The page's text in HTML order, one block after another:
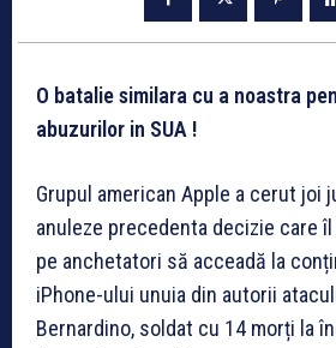
O batalie similara cu a noastra
abuzurilor in SUA !
Grupul american Apple a cerut joi
anuleze precedenta decizie care
pe anchetatori să acceadă la
iPhone-ului unuia din autorii
Bernardino, soldat cu 14 morți la